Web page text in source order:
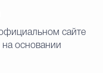
сайте
основании